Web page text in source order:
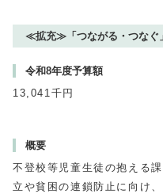
≪拡充≫「つながる・つなぐ
令和8年度予算額
13,041千円
概要
不登校等児童生徒の抱える
立や貧困の連鎖防止に向け